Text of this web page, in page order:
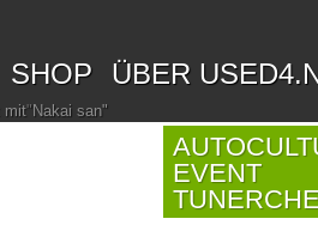
SHOP ÜBER
mit"Nakai san"
EVENT